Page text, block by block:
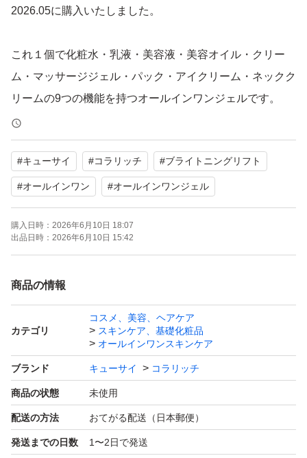
2026.05に購入いたしました。
これ１個で化粧水・乳液・美容液・美容オイル・クリー
ム・マッサージジェル・パック・アイクリーム・ネックク
リームの9つの機能を持つオールインワンジェルです。
独自開発コラーゲンを含む９種類のコラーゲンと12種の
美容成分配合で乾燥ダメージを集中ケア。
ぷるっと濃密なテクスチャーでありながら、お肌にのせる
とスーッとなじみやすい使い心地。
濃厚なうるおいでお肌を満たし、ハリツヤ肌へと導きま
す。
※外箱のパッケージに初期キズや擦れなどある場合がござ
います。
ご理解いただける方のみご購入お願いいたしますm(_ _)m
※
※お値引き不可です。
#キューサイ #コラリッチ #ブライトニングリフト
#オールインワン #オールインワンジェル
購入日時： 2026年6月10日 18:07
出品日時： 2026年6月10日 15:42
商品の情報
カテゴリ
コスメ、美容、ヘアケア
スキンケア、基礎化粧品
オールインワンスキンケア
ブランド キューサイ コラリッチ
商品の状態 未使用
配送の方法 おてがる配送（日本郵便）
発送までの日数 1〜2日で発送